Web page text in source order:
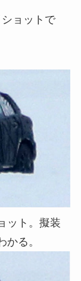
ョットで
ット。擬装
る。